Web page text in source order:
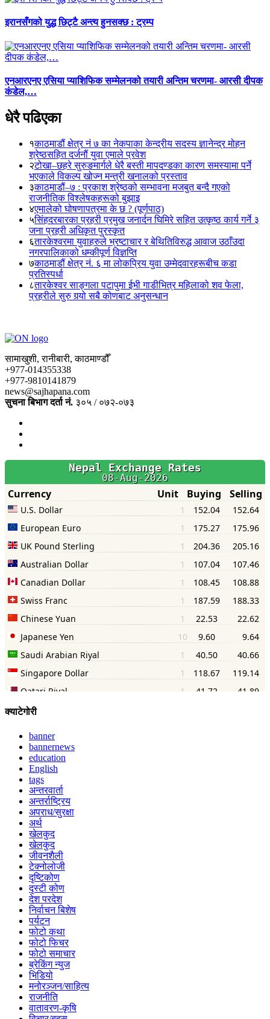
इरानसँगको युद्ध छिट्टै अन्त्य हुनसक्छ : ट्रम्प
एनआरएनए एसिया प्याशिफिक सम्मेलनको तयारी अन्तिम चरणमा- आरसी दीपक
कंडेल,…
धेरै पढिएका
१काठमाडौं क्षेत्र नं ७ का नेकपाका केन्द्रीय सदस्य ज्ञानेन्द्र मोहन
श्रेष्ठसहित दर्जनौं युवा एमाले प्रवेश
२टोखा–छहरे सुरुङमार्गले धेरै बस्ती मापदण्डका कारण समस्यामा पर्ने
भएकाले विकल्प खोज्न मन्त्री खनालको प्रस्ताव
३काठमाडौं–७ : प्रकाश श्रेष्ठको सम्भावना मजबुत बन्दै गएको
राजनीतिक विश्लेषकहरूको बुझाइ
४एमालेको घोषणापत्रमा के छ ? (पूर्णपाठ)
५सिंहदरबारका प्रहरी प्रमुख जनार्दन घिमिरे सहित उत्कृष्ठ कार्य गर्ने ३
जना प्रहरी अधिकृत पुरस्कृत
६तारकेश्वरमा युवाहरुले भ्रष्टाचार र बेथितिविरुद्ध आवाज उठाँउदा
नगरपालिकाको धम्कीपूर्ण विज्ञप्ति
७काठमाडौं क्षेत्र नं. ६ मा लोकप्रिय युवा उम्मेदवारहरूबीच कडा
प्रतिस्पर्धा
८तारकेश्वर साङ्गला पटापुमा ईभी गाडीभित्र महिलाको शव फेला,
प्रहरीले सुरु गर्‍यो सबै कोणबाट अनुसन्धान
सामाखुशी, रानीबारी, काठमाण्डौँ
+977-014355338
+977-9810141879
news@sajhapana.com
सुचना बिभाग दर्ता नं. ३०५ / ०७२-०७३
क्याटेगोरी
banner
bannernews
education
English
tags
अन्तरवार्ता
अन्तर्राष्ट्रिय
अपराध/सुरक्षा
अर्थ
खेलकुद
खेलकुद
जीवनशैली
टेक्नोलोजी
दृष्टिकोण
दृस्टी कोण
देश परदेश
निर्वाचन बिशेष
पर्यटन
फोटो कथा
फोटो फिचर
फोटो समाचार
ब्रेकिंग न्युज
भिडियो
मनोरञ्जन/साहित्य
राजनीति
वातावरण-कृषि